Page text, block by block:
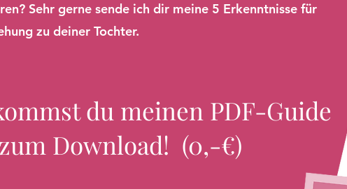
Sehr gerne sende ich dir meine 5 Erkenntnisse für
zu deiner Tochter.
du meinen PDF-Guide
zum Download! (0,-€)